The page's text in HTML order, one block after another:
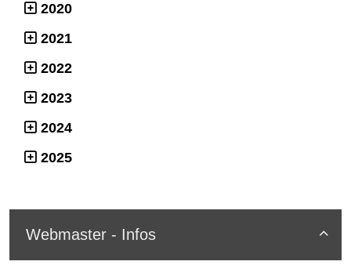
2020
2021
2022
2023
2024
2025

Webmaster - Infos